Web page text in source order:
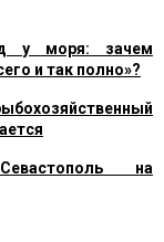
у моря: зачем
и так полно»?
на